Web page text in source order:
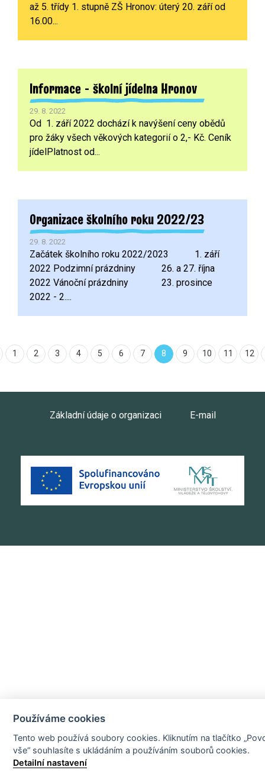
až 5. třídy 1. stupně ZŠ Hronov: úterý 20. září od
16.00...
Informace - školní jídelna Hronov
29. 8. 2022
Od 1. září 2022 dochází k navýšení ceny obědů
pro žáky všech věkových kategorií o 2,- Kč. Ceník
jídelPlatnost od...
Organizace školního roku 2022/23
29. 8. 2022
Začátek školního roku 2022/2023 1. září
2022 Podzimní prázdniny 26. a 27. října
2022 Vánoční prázdniny 23. prosince
2022 - 2....
1 2 3 4 5 6 7 8 9 10 11 12
Základní údaje o organizaci E-mail
Používáme cookies
Tento web používá soubory cookies. Kliknutím na tlačítko
vše“ souhlasíte s ukládáním a používáním souborů cookies.
Detailní nastavení